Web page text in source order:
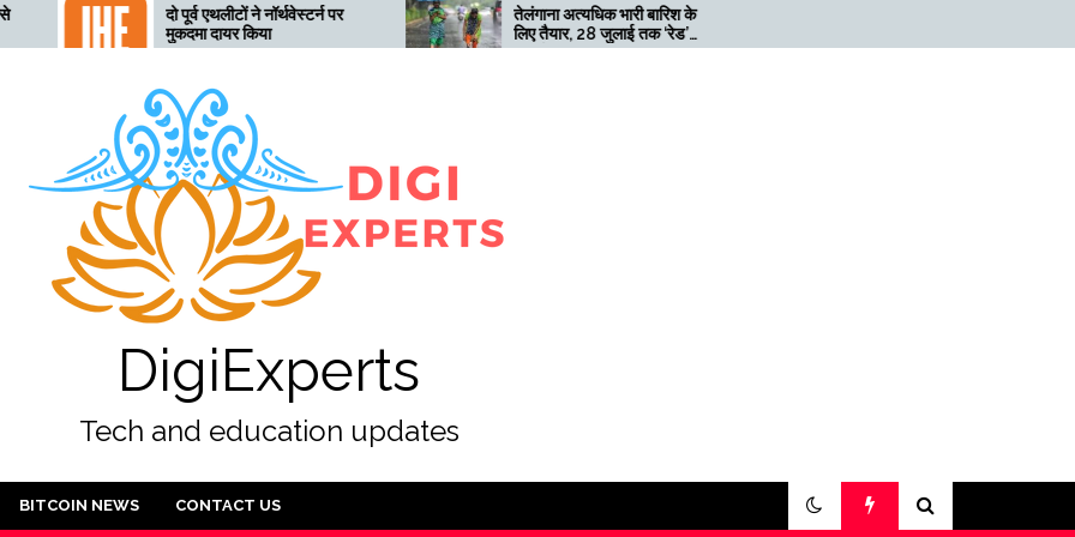
दो पूर्व एथलीटों ने नॉर्थवेस्टर्न पर
मुकदमा दायर किया
तेलंगाना अत्यधिक भारी बारिश के
लिए तैयार, 28 जुलाई तक ‘रेड’
अलर्ट जारी
नहीं हुई तो खनन लाभदायक नहीं है
DigiExperts
Tech and education updates
BITCOIN NEWS CONTACT US